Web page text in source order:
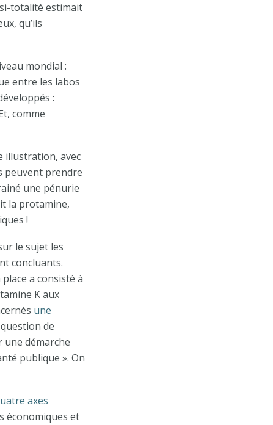
totalité estimait
qu’ils
mondial :
entre les labos
:
comme
illustration, avec
peuvent prendre
une pénurie
la protamine,
!
le sujet les
concluants.
a consisté à
K aux
une
de
une démarche
publique ». On
axes
économiques et